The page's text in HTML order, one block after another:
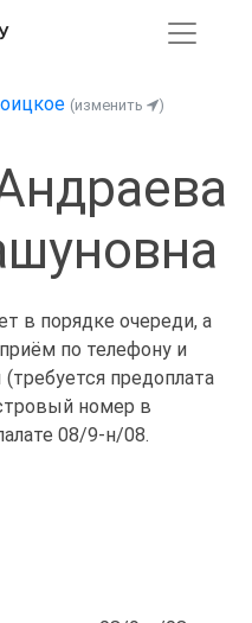
(изменить )
в порядке очереди, а
по телефону и
предоплата
номер в
08/9-н/08.